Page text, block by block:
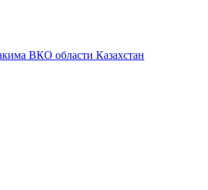
ВКО области Казахстан